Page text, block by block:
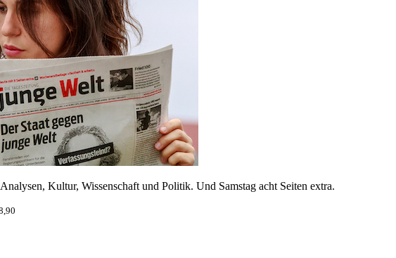
Kultur, Wissenschaft und Politik. Und Samstag acht Seiten extra.